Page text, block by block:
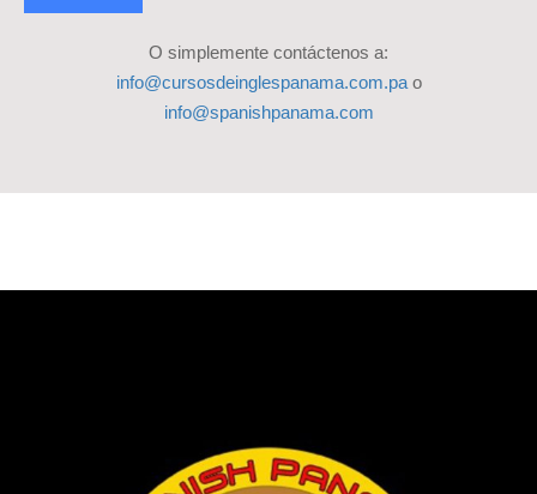
O simplemente contáctenos a:
info@cursosdeinglespanama.com.pao
info@spanishpanama.com